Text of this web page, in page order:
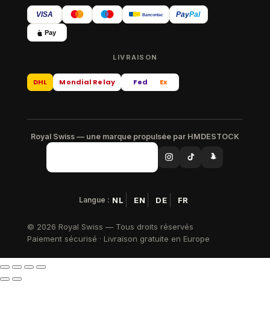
VISA Bancontact PayPal
Pay
LIVRAISON
DHL Mondial Relay Fed Ex
Royal Swiss — une marque propulsée par HMDESTOCK
Langue : NL EN DE FR
© 2026 Royal Swiss — Tous droits réservés
Paiement sécurisé · Livraison gratuite en Europe